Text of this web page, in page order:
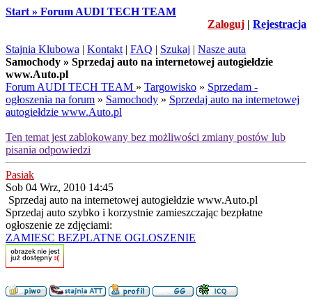
Start » Forum AUDI TECH TEAM
Zaloguj | Rejestracja
Stajnia Klubowa | Kontakt | FAQ | Szukaj | Nasze auta
Samochody » Sprzedaj auto na internetowej autogiełdzie
www.Auto.pl
Forum AUDI TECH TEAM » Targowisko » Sprzedam -
ogłoszenia na forum » Samochody » Sprzedaj auto na internetowej
autogiełdzie www.Auto.pl
Ten temat jest zablokowany bez możliwości zmiany postów lub
pisania odpowiedzi
Pasiak
Sob 04 Wrz, 2010 14:45
Sprzedaj auto na internetowej autogiełdzie www.Auto.pl
Sprzedaj auto szybko i korzystnie zamieszczając bezpłatne
ogłoszenie ze zdjęciami:
ZAMIESC BEZPLATNE OGLOSZENIE